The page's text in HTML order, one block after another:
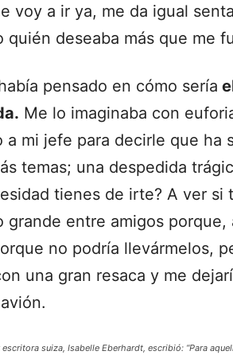
voy a ir ya, me da igual
quién deseaba más que me
pensado en cómo sería
Me lo imaginaba con
a mi jefe para decirle que ha
temas; una despedida
tienes de irte? A ver si
grande entre amigos porque,
no podría llevármelos,
una gran resaca y me
suiza, Isabelle Eberhardt, escribió: “Para